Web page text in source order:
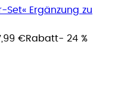
Set« Ergänzung zu
€Rabatt- 24 %